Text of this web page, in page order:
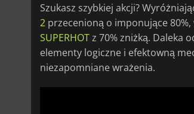
Szukasz szybkiej akcji?
2 przecenioną o imponujące
SUPERHOTz 70% zniżką. Daleka
elementy logiczne i efektowną
niezapomniane wrażenia.